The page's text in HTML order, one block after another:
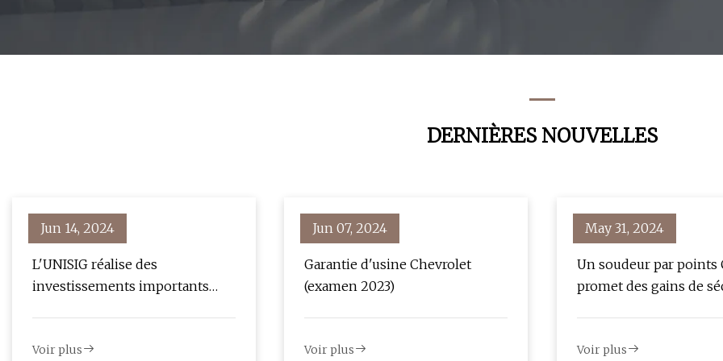
DERNIÈRES NOUVELLES
Jun 14, 2024
L'UNISIG réalise des
investissements importants
Voir plus
Jun 07, 2024
Garantie d'usine Chevrolet
(examen 2023)
Voir plus
May 31, 2024
Un soudeur par points
promet des gains de
Voir plus